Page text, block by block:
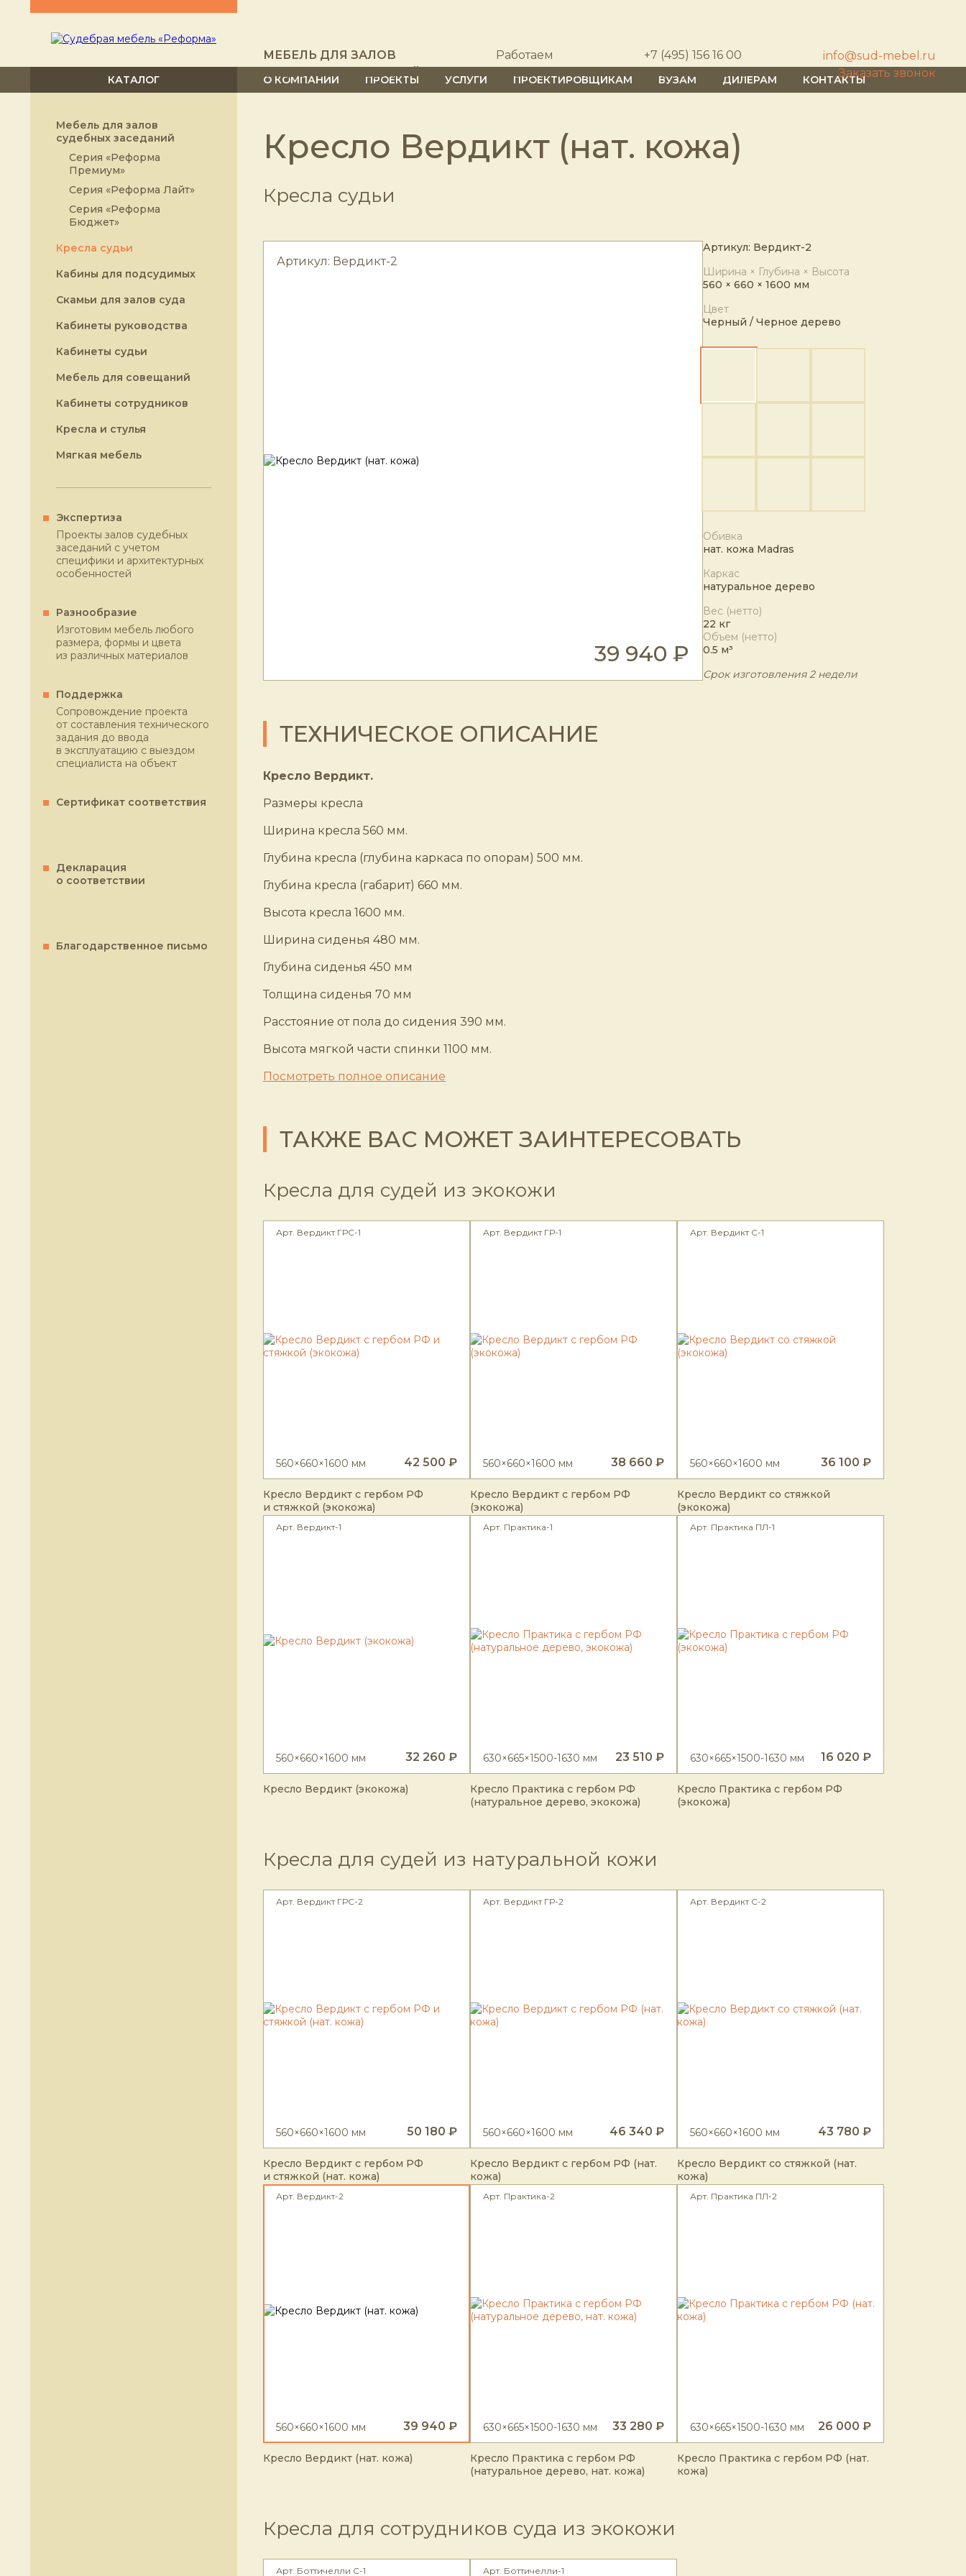
МЕБЕЛЬ ДЛЯ ЗАЛОВ
СУДЕБНЫХ ЗАСЕДАНИЙ
Работаем
по всей России
+7 (495) 156 16 00
+7 (812) 602 62 00
info@sud-mebel.ru
Заказать звонок
КАТАЛОГ О КОМПАНИИ ПРОЕКТЫ УСЛУГИ ПРОЕКТИРОВЩИКАМ ВУЗАМ ДИЛЕРАМ КОНТАКТЫ
Мебель для залов
судебных заседаний
Серия «Реформа
Премиум»
Серия «Реформа Лайт»
Серия «Реформа
Бюджет»
Кресла судьи
Кабины для подсудимых
Скамьи для залов суда
Кабинеты руководства
Кабинеты судьи
Мебель для совещаний
Кабинеты сотрудников
Кресла и стулья
Мягкая мебель
Экспертиза
Проекты залов судебных
заседаний с учетом
специфики и архитектурных
особенностей
Разнообразие
Изготовим мебель любого
размера, формы и цвета
из различных материалов
Поддержка
Сопровождение проекта
от составления технического
задания до ввода
в эксплуатацию с выездом
специалиста на объект
Сертификат соответствия
Декларация
о соответствии
Благодарственное письмо
Кресло Вердикт (нат. кожа)
Кресла судьи
Артикул: Вердикт-2
39 940 ₽
Артикул: Вердикт-2
Ширина × Глубина × Высота
560 × 660 × 1600 мм
Цвет
Черный / Черное дерево
Обивка
нат. кожа Маdras
Каркас
натуральное дерево
Вес (нетто)
22 кг
Объем (нетто)
0.5 м³
Срок изготовления 2 недели
ТЕХНИЧЕСКОЕ ОПИСАНИЕ
Кресло Вердикт.
Размеры кресла
Ширина кресла 560 мм.
Глубина кресла (глубина каркаса по опорам) 500 мм.
Глубина кресла (габарит) 660 мм.
Высота кресла 1600 мм.
Ширина сиденья 480 мм.
Глубина сиденья 450 мм
Толщина сиденья 70 мм
Расстояние от пола до сидения 390 мм.
Высота мягкой части спинки 1100 мм.
Посмотреть полное описание
ТАКЖЕ ВАС МОЖЕТ ЗАИНТЕРЕСОВАТЬ
Кресла для судей из экокожи
560×660×1600 мм 42 500 ₽
Арт. Вердикт ГРС-1
Кресло Вердикт с гербом РФ
и стяжкой (экокожа)
560×660×1600 мм 38 660 ₽
Арт. Вердикт ГР-1
Кресло Вердикт с гербом РФ
(экокожа)
560×660×1600 мм 36 100 ₽
Арт. Вердикт С-1
Кресло Вердикт со стяжкой
(экокожа)
560×660×1600 мм 32 260 ₽
Арт. Вердикт-1
Кресло Вердикт (экокожа)
630×665×1500-1630 мм 23 510 ₽
Арт. Практика-1
Кресло Практика с гербом РФ
(натуральное дерево, экокожа)
630×665×1500-1630 мм 16 020 ₽
Арт. Практика ПЛ-1
Кресло Практика с гербом РФ
(экокожа)
Кресла для судей из натуральной кожи
560×660×1600 мм 50 180 ₽
Арт. Вердикт ГРС-2
Кресло Вердикт с гербом РФ
и стяжкой (нат. кожа)
560×660×1600 мм 46 340 ₽
Арт. Вердикт ГР-2
Кресло Вердикт с гербом РФ (нат.
кожа)
560×660×1600 мм 43 780 ₽
Арт. Вердикт С-2
Кресло Вердикт со стяжкой (нат.
кожа)
560×660×1600 мм 39 940 ₽
Арт. Вердикт-2
Кресло Вердикт (нат. кожа)
630×665×1500-1630 мм 33 280 ₽
Арт. Практика-2
Кресло Практика с гербом РФ
(натуральное дерево, нат. кожа)
630×665×1500-1630 мм 26 000 ₽
Арт. Практика ПЛ-2
Кресло Практика с гербом РФ (нат.
кожа)
Кресла для сотрудников суда из экокожи
Арт. Боттичелли С-1 Арт. Боттичелли-1